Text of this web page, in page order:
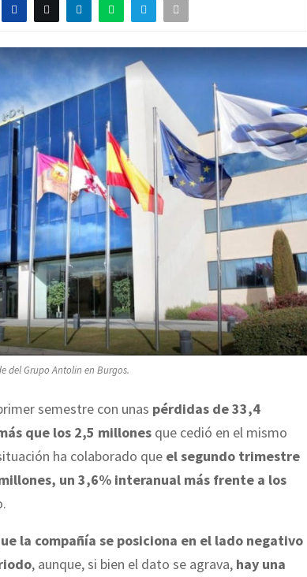
del Grupo Antolin en Burgos.
semestre con unas pérdidas de 33,4
que los 2,5 millones que cedió en el mismo
ha colaborado que el segundo trimestre
un 3,6% interanual más frente a los
la compañía se posiciona en el lado negativo
, aunque, si bien el dato se agrava, hay una